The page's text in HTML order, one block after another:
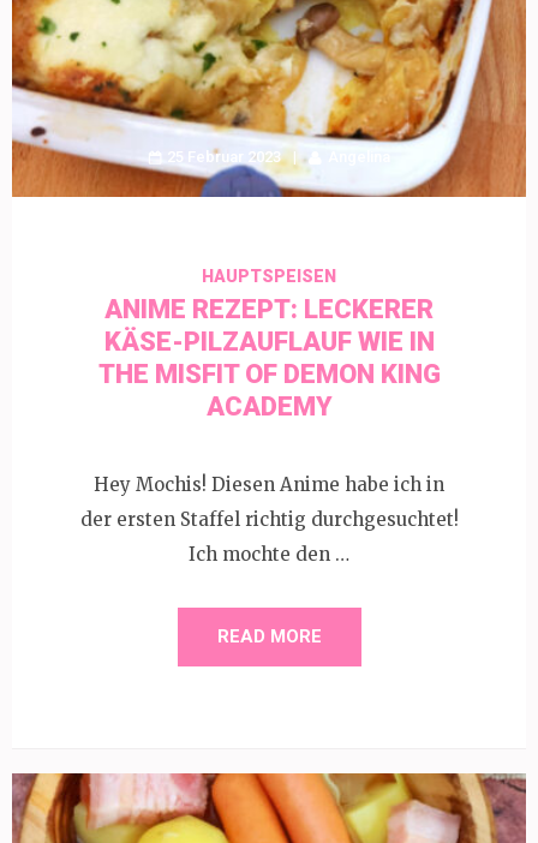
25 Februar 2023
HAUPTSPEISEN
ANIME REZEPT: LECKERER
KÄSE-PILZAUFLAUF WIE IN
THE MISFIT OF DEMON KING
ACADEMY
Hey Mochis! Diesen Anime habe ich in
der ersten Staffel richtig durchgesuchtet!
Ich mochte den …
READ MORE